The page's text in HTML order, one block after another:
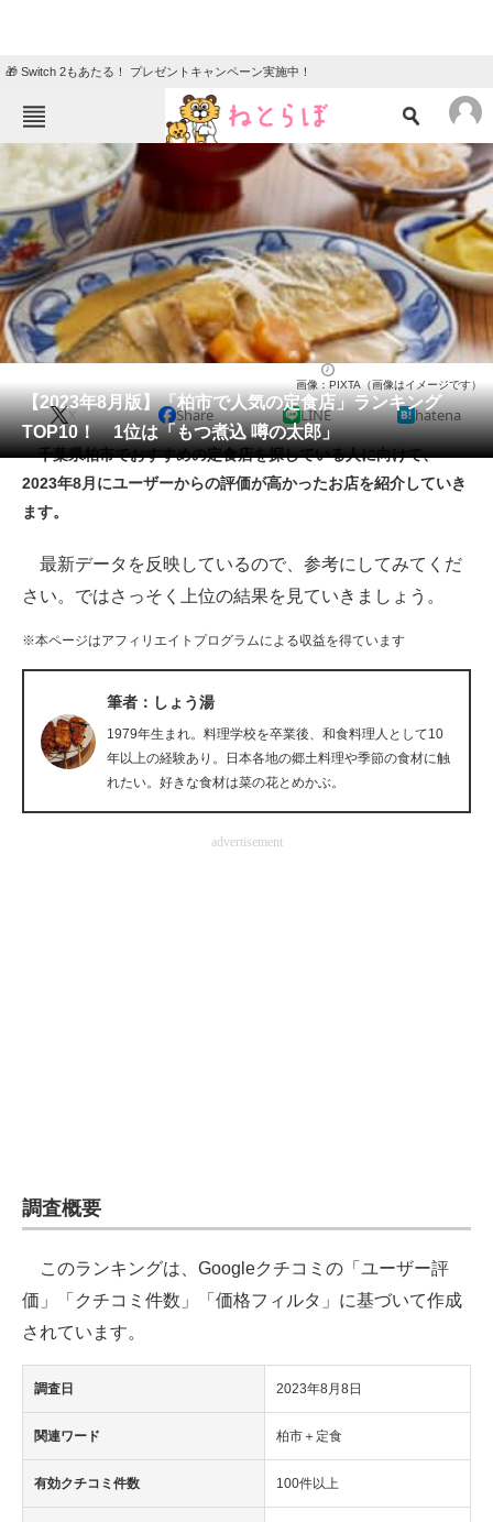
🎁 Switch 2もあたる！ プレゼントキャンペーン実施中！
ねとらぼメニュー
TOP
エンタメ クイズ
グルメ 地域
住まい 教育・育児
動物 リサーチ
会員記事
メディア
注目記事を集めた総合ページ
スマホと通信の最新トレンド
進化するPCとデバイスの未来
ビジネスと働き方のヒント
AI活用のいまが分かる
エレクトロニクス専門サイト
エネルギーの専門メディア
建設×テクノロジーの最前線
ちょっと気になるネットの話題
【2023年8月版】「柏市で人気の定食店」ランキング
TOP10！ 1位は「もつ煮込 噂の太郎」
画像：PIXTA（画像はイメージです）
X Share LINE hatena
千葉県柏市でおすすめの定食店を探している人に向けて、
2023年8月にユーザーからの評価が高かったお店を紹介していき
ます。
最新データを反映しているので、参考にしてみてくだ
さい。ではさっそく上位の結果を見ていきましょう。
※本ページはアフィリエイトプログラムによる収益を得ています
筆者：しょう湯
1979年生まれ。料理学校を卒業後、和食料理人として10
年以上の経験あり。日本各地の郷土料理や季節の食材に触
れたい。好きな食材は菜の花とめかぶ。
advertisement
調査概要
このランキングは、Googleクチコミの「ユーザー評
価」「クチコミ件数」「価格フィルタ」に基づいて作成
されています。
調査日 2023年8月8日
関連ワード 柏市＋定食
有効クチコミ件数 100件以上